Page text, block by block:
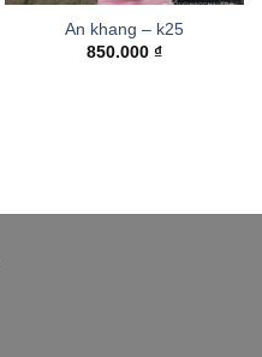
An khang – k25
850.000 ₫